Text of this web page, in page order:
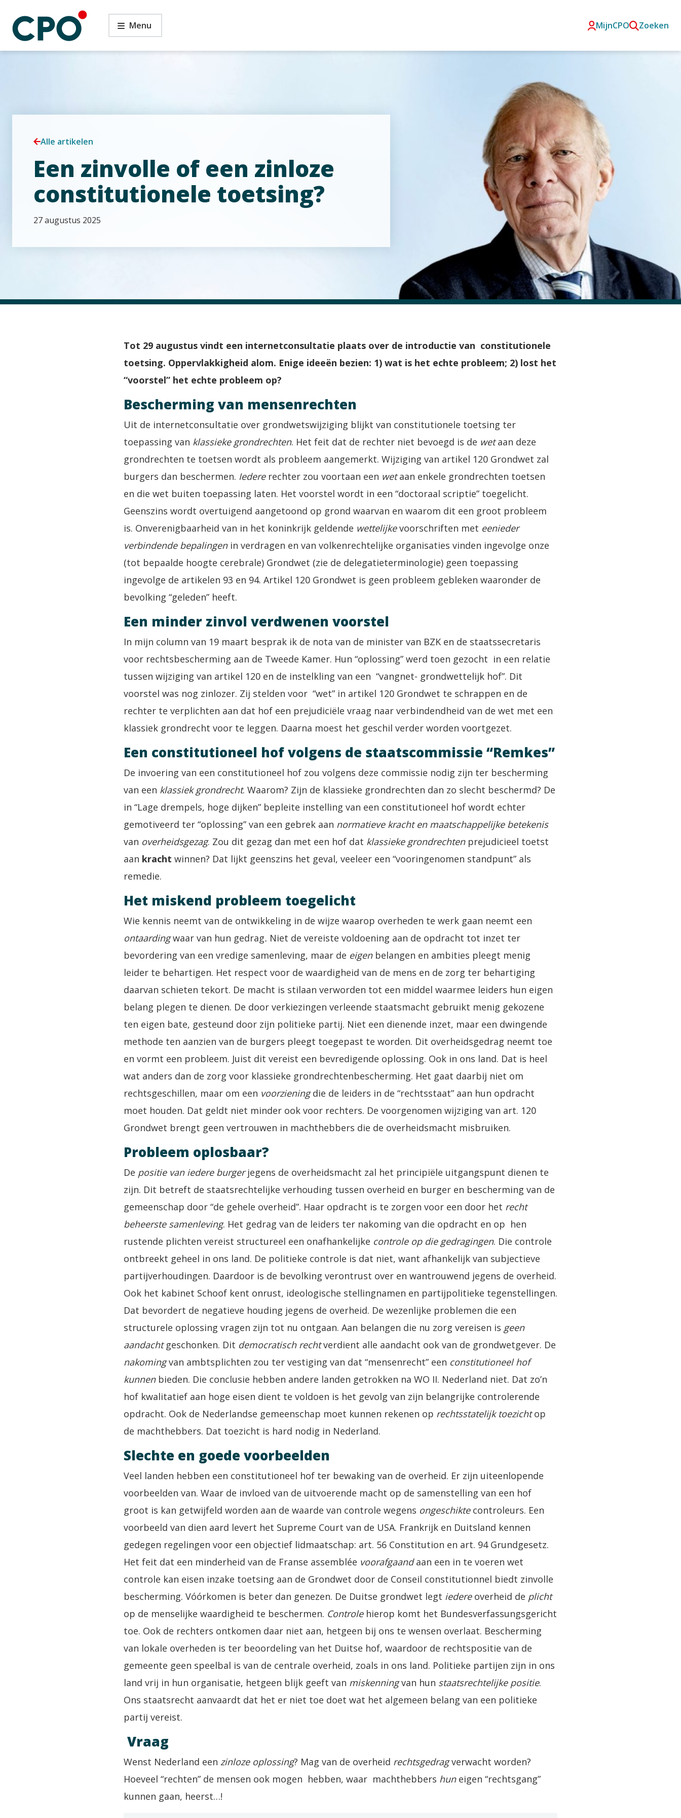
naar
inhoud
Een
zinvolle
of
een
Menu MijnCPO Zoeken
Alle artikelen
Een zinvolle of een zinloze
constitutionele toetsing?
27 augustus 2025
Tot 29 augustus vindt een internetconsultatie plaats over de introductie van constitutionele
toetsing. Oppervlakkigheid alom. Enige ideeën bezien: 1) wat is het echte probleem; 2) lost het
“voorstel” het echte probleem op?
Bescherming van mensenrechten
Uit de internetconsultatie over grondwetswijziging blijkt van constitutionele toetsing ter
toepassing van klassieke grondrechten. Het feit dat de rechter niet bevoegd is de wetaan deze
grondrechten te toetsen wordt als probleem aangemerkt. Wijziging van artikel 120 Grondwet zal
burgers dan beschermen. Iedererechter zou voortaan een wetaan enkele grondrechten toetsen
en die wet buiten toepassing laten. Het voorstel wordt in een “doctoraal scriptie” toegelicht.
Geenszins wordt overtuigend aangetoond op grond waarvan en waarom dit een groot probleem
is. Onverenigbaarheid van in het koninkrijk geldende wettelijkevoorschriften met eenieder
verbindende bepalingenin verdragen en van volkenrechtelijke organisaties vinden ingevolge onze
(tot bepaalde hoogte cerebrale) Grondwet (zie de delegatieterminologie) geen toepassing
ingevolge de artikelen 93 en 94. Artikel 120 Grondwet is geen probleem gebleken waaronder de
bevolking “geleden” heeft.
Een minder zinvol verdwenen voorstel
In mijn column van 19 maart besprak ik de nota van de minister van BZK en de staatssecretaris
voor rechtsbescherming aan de Tweede Kamer. Hun “oplossing” werd toen gezocht in een relatie
tussen wijziging van artikel 120 en de instelkling van een “vangnet- grondwettelijk hof”. Dit
voorstel was nog zinlozer. Zij stelden voor “wet” in artikel 120 Grondwet te schrappen en de
rechter te verplichten aan dat hof een prejudiciële vraag naar verbindendheid van de wet met een
klassiek grondrecht voor te leggen. Daarna moest het geschil verder worden voortgezet.
Een constitutioneel hof volgens de staatscommissie “Remkes”
De invoering van een constitutioneel hof zou volgens deze commissie nodig zijn ter bescherming
van een klassiek grondrecht. Waarom? Zijn de klassieke grondrechten dan zo slecht beschermd? De
in “Lage drempels, hoge dijken” bepleite instelling van een constitutioneel hof wordt echter
gemotiveerd ter “oplossing” van een gebrek aan normatieve kracht en maatschappelijke betekenis
van overheidsgezag. Zou dit gezag dan met een hof dat klassieke grondrechtenprejudicieel toetst
aan kracht winnen? Dat lijkt geenszins het geval, veeleer een “vooringenomen standpunt” als
remedie.
Het miskend probleem toegelicht
Wie kennis neemt van de ontwikkeling in de wijze waarop overheden te werk gaan neemt een
ontaardingwaar van hun gedrag. Niet de vereiste voldoening aan de opdracht tot inzet ter
bevordering van een vredige samenleving, maar de eigenbelangen en ambities pleegt menig
leider te behartigen. Het respect voor de waardigheid van de mens en de zorg ter behartiging
daarvan schieten tekort. De macht is stilaan verworden tot een middel waarmee leiders hun eigen
belang plegen te dienen. De door verkiezingen verleende staatsmacht gebruikt menig gekozene
ten eigen bate, gesteund door zijn politieke partij. Niet een dienende inzet, maar een dwingende
methode ten aanzien van de burgers pleegt toegepast te worden. Dit overheidsgedrag neemt toe
en vormt een probleem. Juist dit vereist een bevredigende oplossing. Ook in ons land. Dat is heel
wat anders dan de zorg voor klassieke grondrechtenbescherming. Het gaat daarbij niet om
rechtsgeschillen, maar om een voorzieningdie de leiders in de “rechtsstaat” aan hun opdracht
moet houden. Dat geldt niet minder ook voor rechters. De voorgenomen wijziging van art. 120
Grondwet brengt geen vertrouwen in machthebbers die de overheidsmacht misbruiken.
Probleem oplosbaar?
De positie van iedere burgerjegens de overheidsmacht zal het principiële uitgangspunt dienen te
zijn. Dit betreft de staatsrechtelijke verhouding tussen overheid en burger en bescherming van de
gemeenschap door “de gehele overheid”. Haar opdracht is te zorgen voor een door het recht
beheerste samenleving. Het gedrag van de leiders ter nakoming van die opdracht en op hen
rustende plichten vereist structureel een onafhankelijke controle op die gedragingen. Die controle
ontbreekt geheel in ons land. De politieke controle is dat niet, want afhankelijk van subjectieve
partijverhoudingen. Daardoor is de bevolking verontrust over en wantrouwend jegens de overheid.
Ook het kabinet Schoof kent onrust, ideologische stellingnamen en partijpolitieke tegenstellingen.
Dat bevordert de negatieve houding jegens de overheid. De wezenlijke problemen die een
structurele oplossing vragen zijn tot nu ontgaan. Aan belangen die nu zorg vereisen is geen
aandachtgeschonken. Dit democratisch rechtverdient alle aandacht ook van de grondwetgever. De
nakomingvan ambtsplichten zou ter vestiging van dat “mensenrecht” een constitutioneel hof
kunnenbieden. Die conclusie hebben andere landen getrokken na WO II. Nederland niet. Dat zo’n
hof kwalitatief aan hoge eisen dient te voldoen is het gevolg van zijn belangrijke controlerende
opdracht. Ook de Nederlandse gemeenschap moet kunnen rekenen op rechtsstatelijk toezichtop
de machthebbers. Dat toezicht is hard nodig in Nederland.
Slechte en goede voorbeelden
Veel landen hebben een constitutioneel hof ter bewaking van de overheid. Er zijn uiteenlopende
voorbeelden van. Waar de invloed van de uitvoerende macht op de samenstelling van een hof
groot is kan getwijfeld worden aan de waarde van controle wegens ongeschiktecontroleurs. Een
voorbeeld van dien aard levert het Supreme Court van de USA. Frankrijk en Duitsland kennen
gedegen regelingen voor een objectief lidmaatschap: art. 56 Constitution en art. 94 Grundgesetz.
Het feit dat een minderheid van de Franse assemblée voorafgaandaan een in te voeren wet
controle kan eisen inzake toetsing aan de Grondwet door de Conseil constitutionnel biedt zinvolle
bescherming. Vóórkomen is beter dan genezen. De Duitse grondwet legt iedereoverheid de plicht
op de menselijke waardigheid te beschermen. Controlehierop komt het Bundesverfassungsgericht
toe. Ook de rechters ontkomen daar niet aan, hetgeen bij ons te wensen overlaat. Bescherming
van lokale overheden is ter beoordeling van het Duitse hof, waardoor de rechtspositie van de
gemeente geen speelbal is van de centrale overheid, zoals in ons land. Politieke partijen zijn in ons
land vrij in hun organisatie, hetgeen blijk geeft van miskenningvan hun staatsrechtelijke positie.
Ons staatsrecht aanvaardt dat het er niet toe doet wat het algemeen belang van een politieke
partij vereist.
Vraag
Wenst Nederland een zinloze oplossing? Mag van de overheid rechtsgedragverwacht worden?
Hoeveel “rechten” de mensen ook mogen hebben, waar machthebbers hun eigen “rechtsgang”
kunnen gaan, heerst…!